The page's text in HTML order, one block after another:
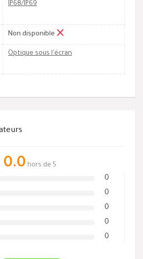
IP68/IP69
Non disponible
Optique sous l'écran
0.0 hors de 5
0
0
0
0
0